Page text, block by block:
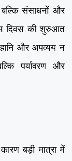
संसाधनों और
दिवस की शुरुआत
और अपव्यय न
पर्यावरण और
बड़ी मात्रा में